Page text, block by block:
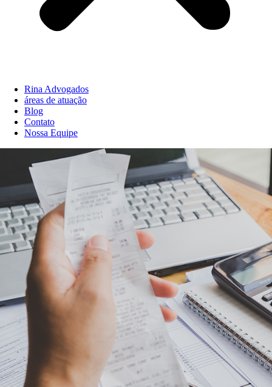
Rina Advogados
áreas de atuação
Blog
Contato
Nossa Equipe